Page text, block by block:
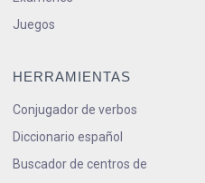
Juegos
HERRAMIENTAS
Conjugador de verbos
Diccionario español
Buscador de centros de